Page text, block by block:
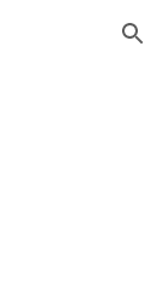
Skip to navigation